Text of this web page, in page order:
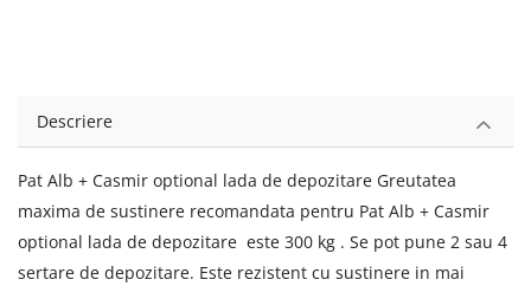
Descriere
Pat Alb + Casmir optional lada de depozitare Greutatea
maxima de sustinere recomandata pentru Pat Alb + Casmir
optional lada de depozitare este 300 kg . Se pot pune 2 sau 4
sertare de depozitare. Este rezistent cu sustinere in mai